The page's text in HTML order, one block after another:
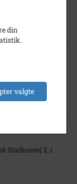
Stadionvej 2, i
din
valgte